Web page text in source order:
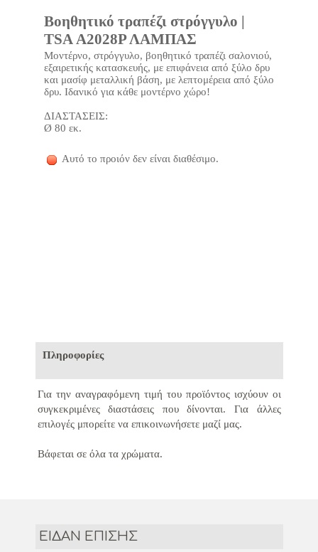
Βοηθητικό τραπέζι στρόγγυλο |
TSA Α2028Ρ ΛΑΜΠΑΣ
Μοντέρνο, στρόγγυλο, βοηθητικό τραπέζι σαλονιού,
εξαιρετικής κατασκευής, με επιφάνεια από ξύλο δρυ
και μασίφ μεταλλική βάση, με λεπτομέρεια από ξύλο
δρυ. Ιδανικό για κάθε μοντέρνο χώρο!
ΔΙΑΣΤΑΣΕΙΣ:
Ø 80 εκ.
Αυτό το προιόν δεν είναι διαθέσιμο.
Πληροφορίες
Για την αναγραφόμενη τιμή του προϊόντος ισχύουν οι
συγκεκριμένες διαστάσεις που δίνονται. Για άλλες
επιλογές μπορείτε να επικοινωνήσετε μαζί μας.
Βάφεται σε όλα τα χρώματα.
ΕΙΔΑΝ ΕΠΙΣΗΣ